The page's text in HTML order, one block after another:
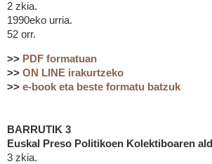
2 zkia.
1990eko urria.
52 orr.
>> PDF formatuan
>> ON LINE irakurtzeko
>> e-book eta beste formatu batzuk
BARRUTIK 3
Euskal Preso Politikoen Kolektiboaren
3 zkia.